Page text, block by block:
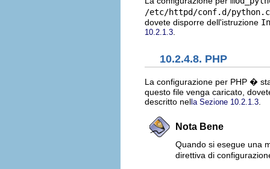
/etc/httpd/conf.d/
dovete disporre dell'istruzione
10.2.1.3
10.2.4.8. PHP
La configurazione per PHP �
questo file venga caricato,
descritto nella Sezione 10.2.1.3
Nota Bene
Quando si esegue una
direttiva di